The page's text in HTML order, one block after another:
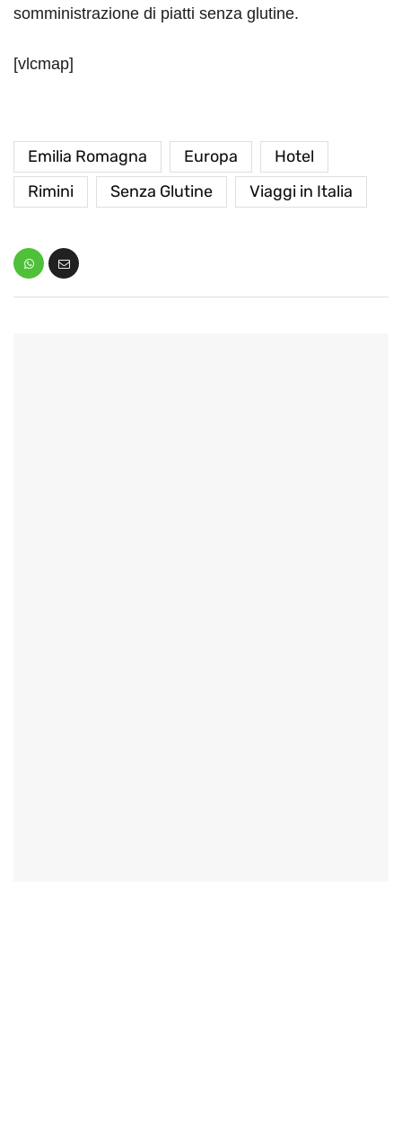
somministrazione di piatti senza glutine.
[vlcmap]
Emilia Romagna Europa
Hotel
Rimini
Senza Glutine Viaggi in Italia